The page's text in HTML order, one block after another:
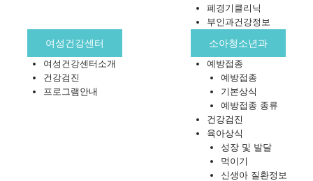
폐경기클리닉
부인과건강정보
여성건강센터
여성건강센터소개
건강검진
프로그램안내
소아청소년과
예방접종
예방접종
기본상식
예방접종 종류
건강검진
육아상식
성장 및 발달
먹이기
신생아 질환정보